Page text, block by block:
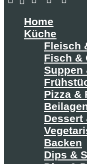
Home
Küche
Fleisch
Fisch &
Suppen
Pizza &
Dessert
Backen
Dips &